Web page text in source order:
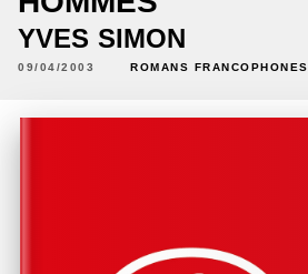
YVES SIMON
09/04/2003 ROMANS FRANCOPHONES